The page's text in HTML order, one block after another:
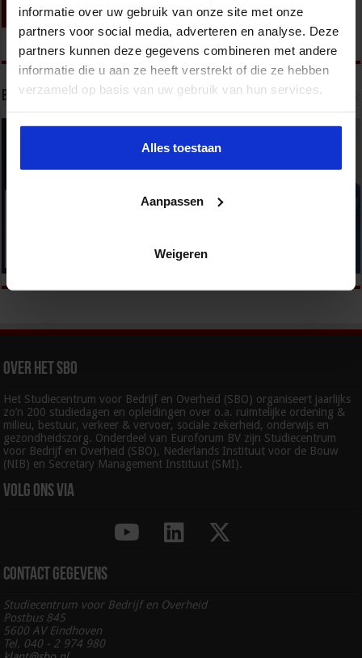
informatie over uw gebruik van onze site met onze
partners voor social media, adverteren en analyse. Deze
partners kunnen deze gegevens combineren met andere
informatie die u aan ze heeft verstrekt of die ze hebben
verzameld op basis van uw gebruik van hun services.
Alles toestaan
Aanpassen
Weigeren
Bekijk onze opleidingen
Over het SBO
Het Studiecentrum voor Bedrijf en Overheid (SBO) organiseert jaarlijks
zo’n 200 studiedagen en opleidingen over o.a. ruimtelijke ordening &
milieu, bestuur, verkeer & vervoer, sociale zekerheid, onderwijs en
gezondheidszorg. Onderdeel van Euroforum BV zijn Studiecentrum
voor Bedrijf en Overheid (SBO), Nederlands Instituut voor de Bouw
(NIB) en Secretary Management Instituut (SMI).
Volg ons via
Contact gegevens
Studiecentrum voor Bedrijf en Overheid
Postbus 845
5600 AV Eindhoven
Tel. 040 - 2 974 980